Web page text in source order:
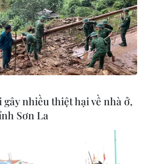
gây nhiều thiệt hại về nhà ở,
Sơn La